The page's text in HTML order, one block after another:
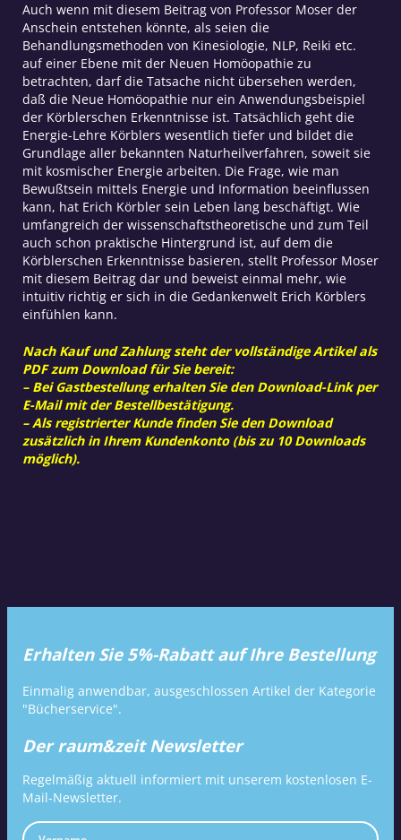
Auch wenn mit diesem Beitrag von Professor Moser der
Anschein entstehen könnte, als seien die
Behandlungsmethoden von Kinesiologie, NLP, Reiki etc.
auf einer Ebene mit der Neuen Homöopathie zu
betrachten, darf die Tatsache nicht übersehen werden,
daß die Neue Homöopathie nur ein Anwendungsbeispiel
der Körblerschen Erkenntnisse ist. Tatsächlich geht die
Energie-Lehre Körblers wesentlich tiefer und bildet die
Grundlage aller bekannten Naturheilverfahren, soweit sie
mit kosmischer Energie arbeiten. Die Frage, wie man
Bewußtsein mittels Energie und Information beeinflussen
kann, hat Erich Körbler sein Leben lang beschäftigt. Wie
umfangreich der wissenschaftstheoretische und zum Teil
auch schon praktische Hintergrund ist, auf dem die
Körblerschen Erkenntnisse basieren, stellt Professor Moser
mit diesem Beitrag dar und beweist einmal mehr, wie
intuitiv richtig er sich in die Gedankenwelt Erich Körblers
einfühlen kann.
Nach Kauf und Zahlung steht der vollständige Artikel als
PDF zum Download für Sie bereit:
– Bei Gastbestellung erhalten Sie den Download-Link per
E-Mail mit der Bestellbestätigung.
– Als registrierter Kunde finden Sie den Download
zusätzlich in Ihrem Kundenkonto (bis zu 10 Downloads
möglich).
Erhalten Sie 5%-Rabatt auf Ihre Bestellung
Einmalig anwendbar, ausgeschlossen Artikel der Kategorie
"Bücherservice".
Der raum&zeit Newsletter
Regelmäßig aktuell informiert mit unserem kostenlosen E-
Mail-Newsletter.